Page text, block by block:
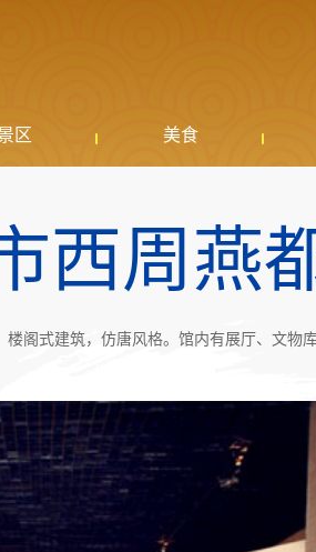
区 美食
西周燕
楼阁式建筑，仿唐风格。馆内有展厅、文物